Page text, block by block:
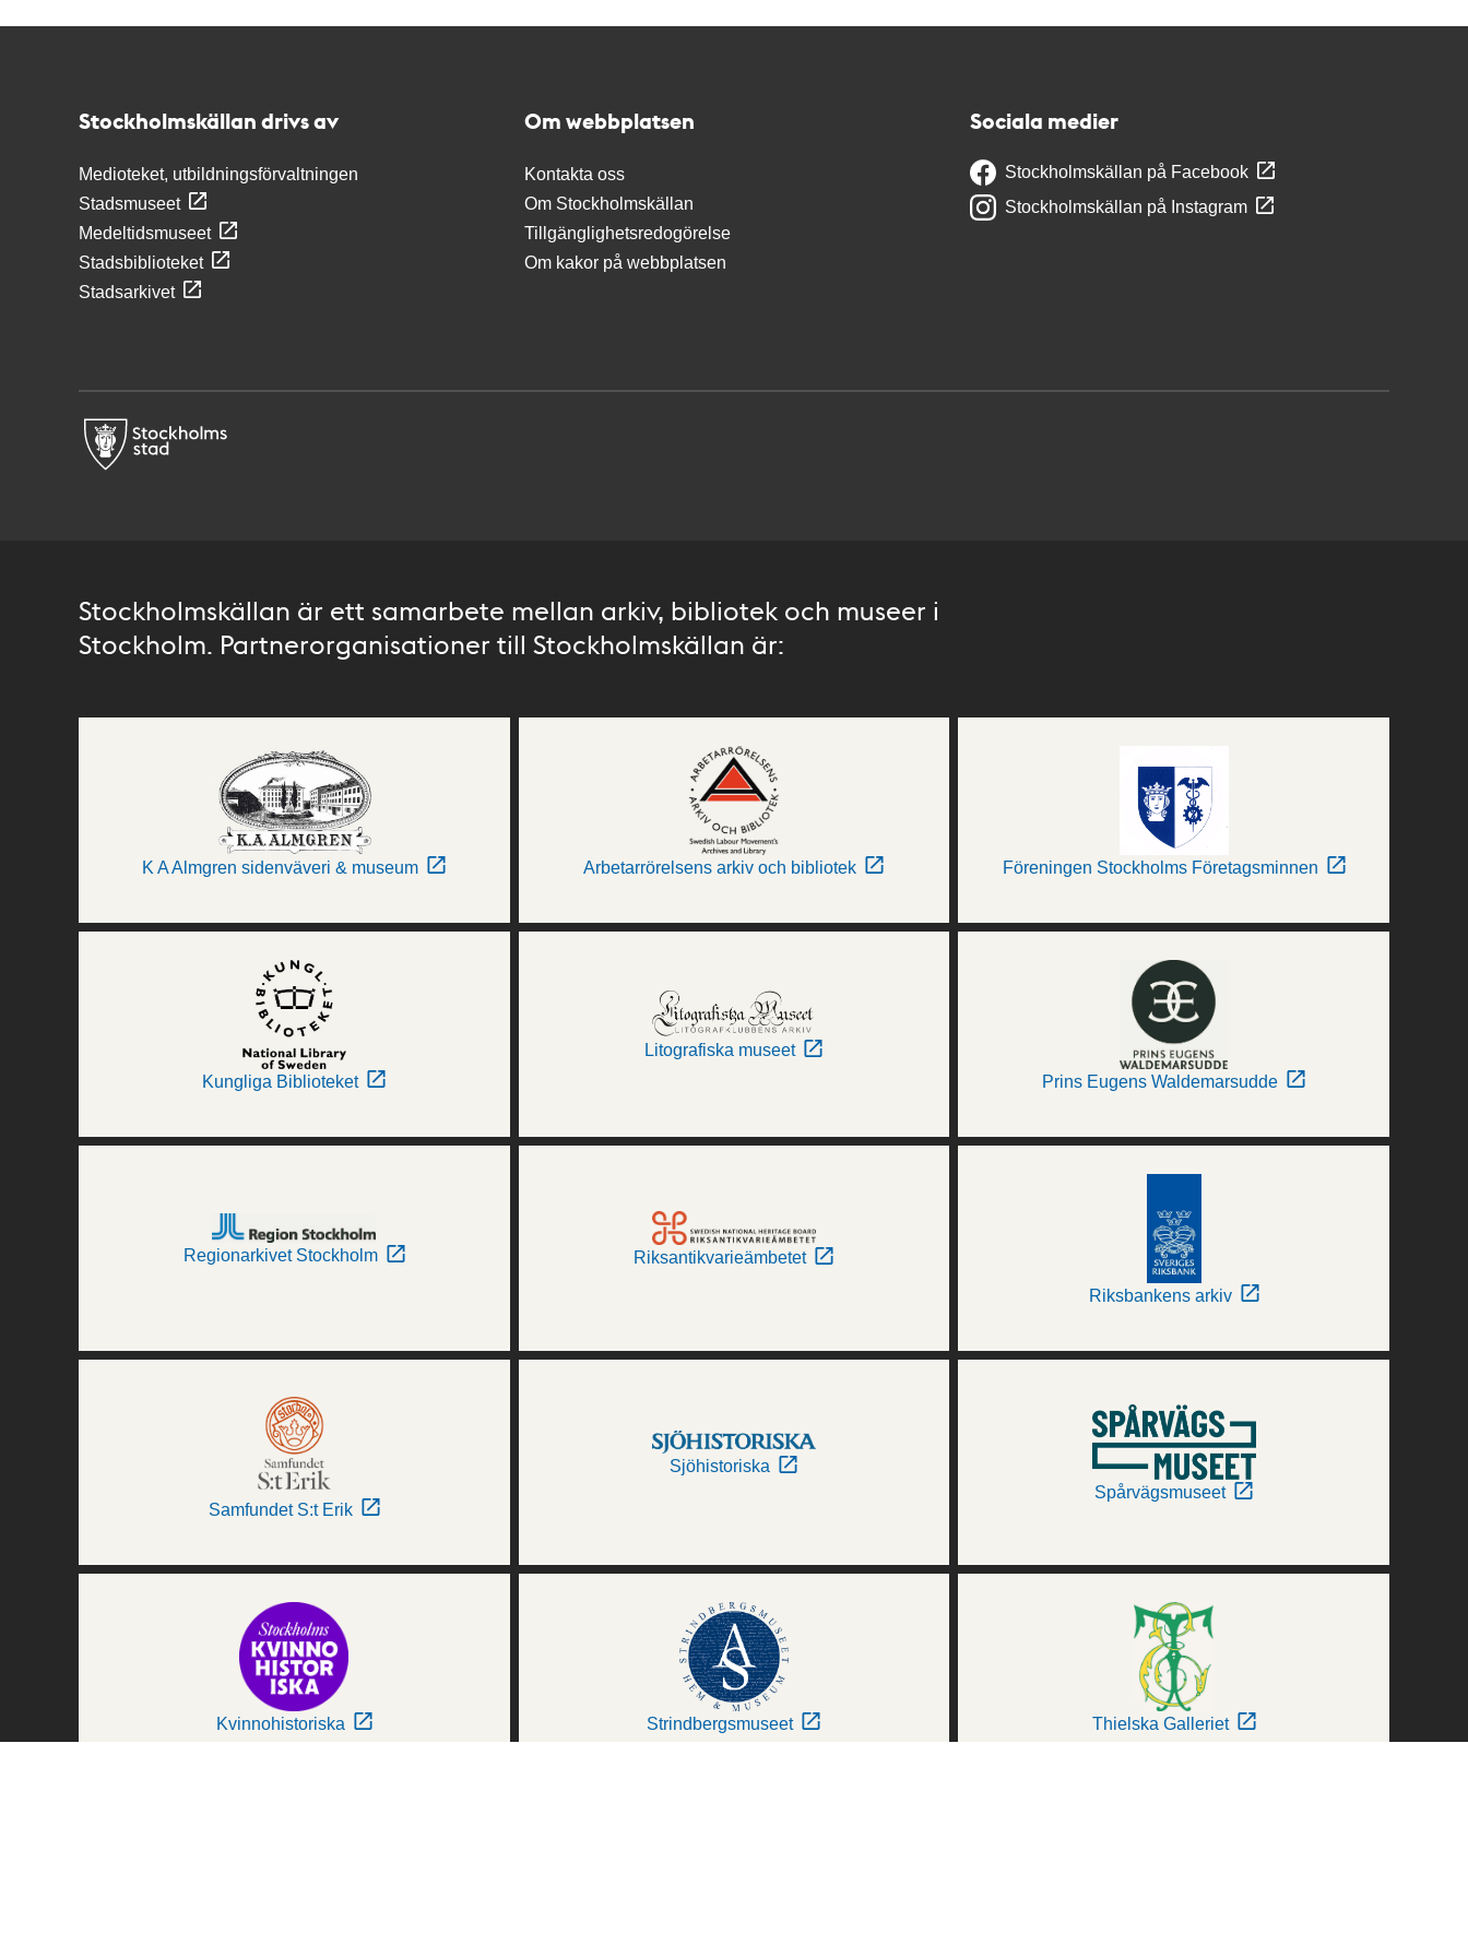
Stockholmskällan drivs av
Medioteket, utbildningsförvaltningen
Stadsmuseet
Medeltidsmuseet
Stadsbiblioteket
Stadsarkivet
Om webbplatsen
Kontakta oss
Om Stockholmskällan
Tillgänglighetsredogörelse
Om kakor på webbplatsen
Sociala medier
Stockholmskällan på Facebook
Stockholmskällan på Instagram
Stockholmskällan är ett samarbete mellan arkiv, bibliotek och museer i
Stockholm. Partnerorganisationer till Stockholmskällan är:
K A Almgren sidenväveri & museum Arbetarrörelsens arkiv och bibliotek Föreningen Stockholms Företagsminnen
Kungliga Biblioteket
Litografiska museet
Prins Eugens Waldemarsudde
Regionarkivet Stockholm Riksantikvarieämbetet
Riksbankens arkiv
Samfundet S:t Erik
Sjöhistoriska
Spårvägsmuseet
Kvinnohistoriska Strindbergsmuseet Thielska Galleriet